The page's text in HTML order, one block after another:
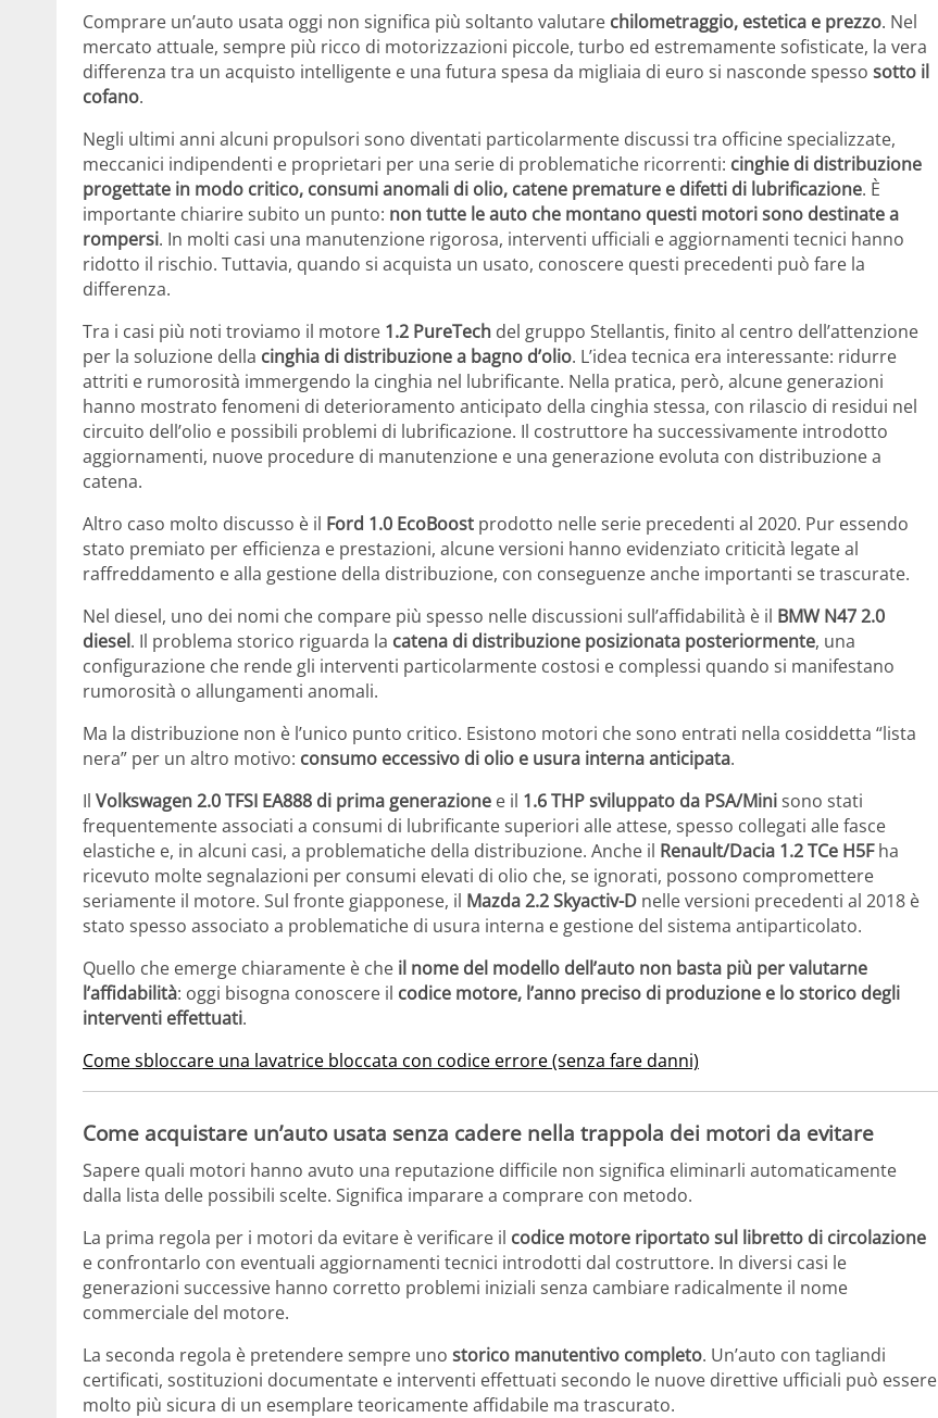
Comprare un’auto usata oggi non significa più soltanto valutare chilometraggio, estetica e prezzo. Nel
mercato attuale, sempre più ricco di motorizzazioni piccole, turbo ed estremamente sofisticate, la vera
differenza tra un acquisto intelligente e una futura spesa da migliaia di euro si nasconde spesso sotto il
cofano.
Negli ultimi anni alcuni propulsori sono diventati particolarmente discussi tra officine specializzate,
meccanici indipendenti e proprietari per una serie di problematiche ricorrenti: cinghie di distribuzione
progettate in modo critico, consumi anomali di olio, catene premature e difetti di lubrificazione. È
importante chiarire subito un punto: non tutte le auto che montano questi motori sono destinate a
rompersi. In molti casi una manutenzione rigorosa, interventi ufficiali e aggiornamenti tecnici hanno
ridotto il rischio. Tuttavia, quando si acquista un usato, conoscere questi precedenti può fare la
differenza.
Tra i casi più noti troviamo il motore 1.2 PureTech del gruppo Stellantis, finito al centro dell’attenzione
per la soluzione della cinghia di distribuzione a bagno d’olio. L’idea tecnica era interessante: ridurre
attriti e rumorosità immergendo la cinghia nel lubrificante. Nella pratica, però, alcune generazioni
hanno mostrato fenomeni di deterioramento anticipato della cinghia stessa, con rilascio di residui nel
circuito dell’olio e possibili problemi di lubrificazione. Il costruttore ha successivamente introdotto
aggiornamenti, nuove procedure di manutenzione e una generazione evoluta con distribuzione a
catena.
Altro caso molto discusso è il Ford 1.0 EcoBoost prodotto nelle serie precedenti al 2020. Pur essendo
stato premiato per efficienza e prestazioni, alcune versioni hanno evidenziato criticità legate al
raffreddamento e alla gestione della distribuzione, con conseguenze anche importanti se trascurate.
Nel diesel, uno dei nomi che compare più spesso nelle discussioni sull’affidabilità è il BMW N47 2.0
diesel. Il problema storico riguarda la catena di distribuzione posizionata posteriormente, una
configurazione che rende gli interventi particolarmente costosi e complessi quando si manifestano
rumorosità o allungamenti anomali.
Ma la distribuzione non è l’unico punto critico. Esistono motori che sono entrati nella cosiddetta “lista
nera” per un altro motivo: consumo eccessivo di olio e usura interna anticipata.
Il Volkswagen 2.0 TFSI EA888 di prima generazione e il 1.6 THP sviluppato da PSA/Minisono stati
frequentemente associati a consumi di lubrificante superiori alle attese, spesso collegati alle fasce
elastiche e, in alcuni casi, a problematiche della distribuzione. Anche il Renault/Dacia 1.2 TCe H5Fha
ricevuto molte segnalazioni per consumi elevati di olio che, se ignorati, possono compromettere
seriamente il motore. Sul fronte giapponese, il Mazda 2.2 Skyactiv-D nelle versioni precedenti al 2018 è
stato spesso associato a problematiche di usura interna e gestione del sistema antiparticolato.
Quello che emerge chiaramente è che il nome del modello dell’auto non basta più per valutarne
l’affidabilità: oggi bisogna conoscere il codice motore, l’anno preciso di produzione e lo storico degli
interventi effettuati.
Come sbloccare una lavatrice bloccata con codice errore (senza fare danni)
Come acquistare un’auto usata senza cadere nella trappola dei motori da evitare
Sapere quali motori hanno avuto una reputazione difficile non significa eliminarli automaticamente
dalla lista delle possibili scelte. Significa imparare a comprare con metodo.
La prima regola per i motori da evitare è verificare il codice motore riportato sul libretto di circolazione
e confrontarlo con eventuali aggiornamenti tecnici introdotti dal costruttore. In diversi casi le
generazioni successive hanno corretto problemi iniziali senza cambiare radicalmente il nome
commerciale del motore.
La seconda regola è pretendere sempre uno storico manutentivo completo. Un’auto con tagliandi
certificati, sostituzioni documentate e interventi effettuati secondo le nuove direttive ufficiali può essere
molto più sicura di un esemplare teoricamente affidabile ma trascurato.